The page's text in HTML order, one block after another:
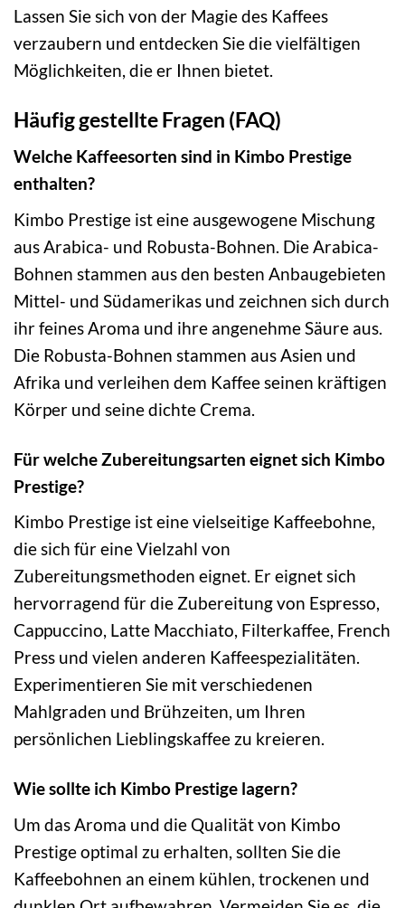
Lassen Sie sich von der Magie des Kaffees
verzaubern und entdecken Sie die vielfältigen
Möglichkeiten, die er Ihnen bietet.
Häufig gestellte Fragen (FAQ)
Welche Kaffeesorten sind in Kimbo Prestige
enthalten?
Kimbo Prestige ist eine ausgewogene Mischung
aus Arabica- und Robusta-Bohnen. Die Arabica-
Bohnen stammen aus den besten Anbaugebieten
Mittel- und Südamerikas und zeichnen sich durch
ihr feines Aroma und ihre angenehme Säure aus.
Die Robusta-Bohnen stammen aus Asien und
Afrika und verleihen dem Kaffee seinen kräftigen
Körper und seine dichte Crema.
Für welche Zubereitungsarten eignet sich Kimbo
Prestige?
Kimbo Prestige ist eine vielseitige Kaffeebohne,
die sich für eine Vielzahl von
Zubereitungsmethoden eignet. Er eignet sich
hervorragend für die Zubereitung von Espresso,
Cappuccino, Latte Macchiato, Filterkaffee, French
Press und vielen anderen Kaffeespezialitäten.
Experimentieren Sie mit verschiedenen
Mahlgraden und Brühzeiten, um Ihren
persönlichen Lieblingskaffee zu kreieren.
Wie sollte ich Kimbo Prestige lagern?
Um das Aroma und die Qualität von Kimbo
Prestige optimal zu erhalten, sollten Sie die
Kaffeebohnen an einem kühlen, trockenen und